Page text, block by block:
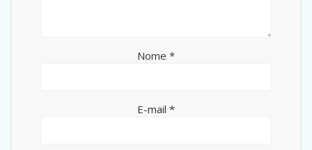
Nome *
E-mail *